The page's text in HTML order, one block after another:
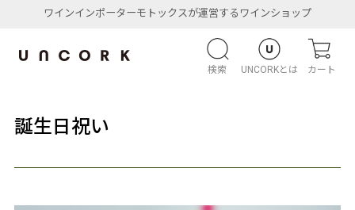
ワインインポーターモトックスが運営するワインショップ
検索 UNCORKとは カート
誕生日祝い